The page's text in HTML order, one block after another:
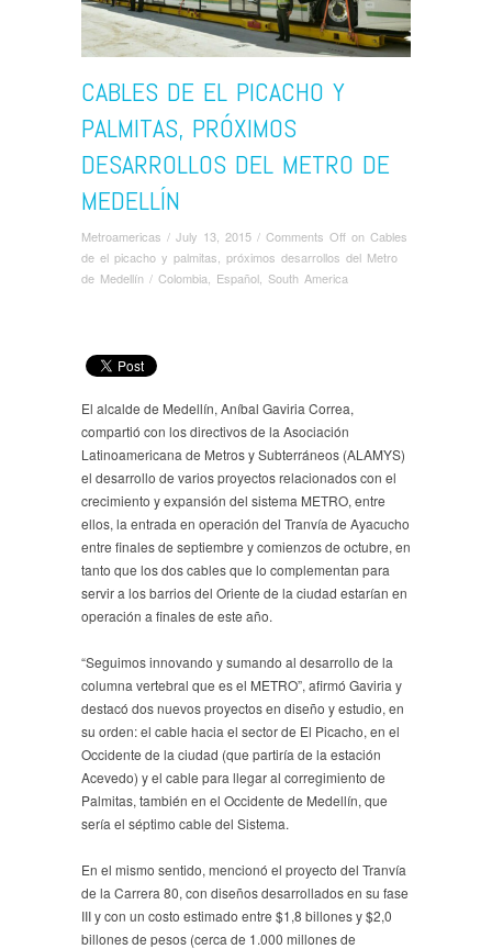
CABLES DE EL PICACHO Y
PALMITAS, PRÓXIMOS
DESARROLLOS DEL METRO DE
MEDELLÍN
Metroamericas / July 13, 2015 / Comments Off on Cables
de el picacho y palmitas, próximos desarrollos del Metro
de Medellín / Colombia Español South America
El alcalde de Medellín, Aníbal Gaviria Correa,
compartió con los directivos de la Asociación
Latinoamericana de Metros y Subterráneos (ALAMYS)
el desarrollo de varios proyectos relacionados con el
crecimiento y expansión del sistema METRO, entre
ellos, la entrada en operación del Tranvía de Ayacucho
entre finales de septiembre y comienzos de octubre, en
tanto que los dos cables que lo complementan para
servir a los barrios del Oriente de la ciudad estarían en
operación a finales de este año.
“Seguimos innovando y sumando al desarrollo de la
columna vertebral que es el METRO”, afirmó Gaviria y
destacó dos nuevos proyectos en diseño y estudio, en
su orden: el cable hacia el sector de El Picacho, en el
Occidente de la ciudad (que partiría de la estación
Acevedo) y el cable para llegar al corregimiento de
Palmitas, también en el Occidente de Medellín, que
sería el séptimo cable del Sistema.
En el mismo sentido, mencionó el proyecto del Tranvía
de la Carrera 80, con diseños desarrollados en su fase
III y con un costo estimado entre $1,8 billones y $2,0
billones de pesos (cerca de 1.000 millones de